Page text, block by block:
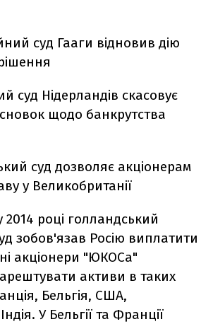
суд Гааги відновив дію
суд Нідерландів скасовує
щодо банкрутства
суд дозволяє акціонерам
у Великобританії
2014 році голландський
зобов'язав Росію виплатити
акціонери "ЮКОСа"
активи в таких
Бельгія, США,
У Бельгії та Франції